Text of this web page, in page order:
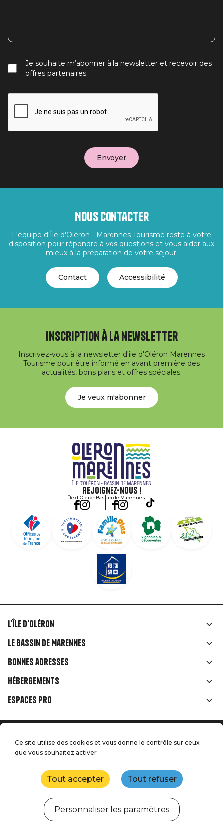
Je souhaite m’abonner à la newsletter et recevoir des
offres partenaires.
Nous contacter
L'équipe d'Île d'Oléron - Marennes Tourisme reste à votre
disposition pour répondre à vos questions et vous aider aux
mieux à la préparation de votre séjour.
Contact Accessibilité
Inscription à la newsletter
Inscrivez-vous à la newsletter d'île d'Oléron Marennes
Tourisme pour être informé en avant première des
actualités, bons plans et offres spéciales.
Je veux m'abonner
Rejoignez-nous !
Île d'OléronBassin de Marennes
Liens
rubriques
L'île d'Oléron
Le Bassin de Marennes
Bonnes adresses
Hébergements
Espaces Pro
Menu
Accueil
Mentions légales
Presse
Nous contacter
Plan du site
Réalisation : StudioJuillet
Ce site utilise des cookies et vous donne le contrôle sur ceux
que vous souhaitez activer
Tout accepter Tout refuser
Personnaliser les paramètres